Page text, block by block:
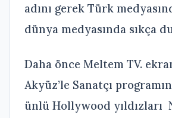
adını gerek Türk
dünya medyasında sıkça
Daha önce Meltem TV.
Akyüz’le Sanatçı
ünlü Hollywood yıldızları